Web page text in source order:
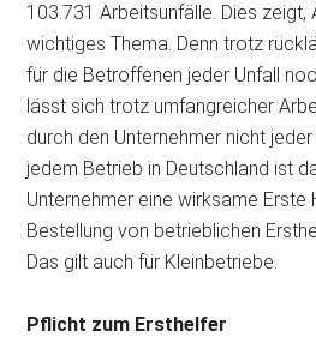
103.731 Arbeitsunfälle. Dies zeigt,
wichtiges Thema. Denn trotz
für die Betroffenen jeder Unfall
lässt sich trotz umfangreicher
durch den Unternehmer nicht
jedem Betrieb in Deutschland ist
Unternehmer eine wirksame Erste
Bestellung von betrieblichen
Das gilt auch für Kleinbetriebe.
Pflicht zum Ersthelfer